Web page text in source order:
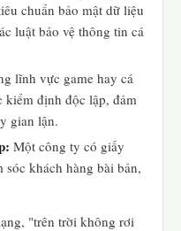
chuẩn bảo mật dữ liệu
luật bảo vệ thông tin cá
lĩnh vực game hay cá
kiểm định độc lập, đảm
gian lận.
Một công ty có giấy
khách hàng bài bản,
"trên trời không rơi